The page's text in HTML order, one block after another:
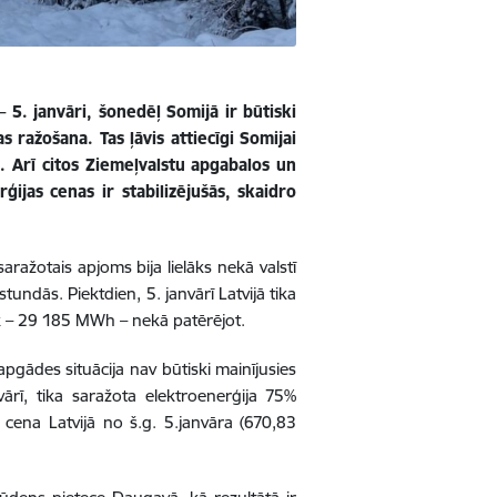
5. janvāri, šonedēļ Somijā ir būtiski
Tas ļāvis attiecīgi Somijai
citos Ziemeļvalstu apgabalos un
cenas ir stabilizējušās, skaidro
apjoms bija lielāks nekā valstī
Piektdien, 5. janvārī Latvijā tika
29 185 MWh – nekā patērējot.
situācija nav būtiski mainījusies
tika saražota elektroenerģija 75%
Latvijā no š.g. 5.janvāra (670,83